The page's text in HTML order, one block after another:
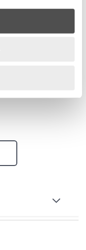
Lagerung und
ist